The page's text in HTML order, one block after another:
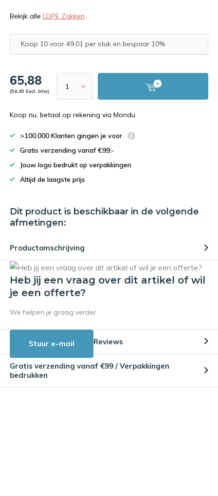
Bekijk alle LDPE Zakken
Koop 10 voor 49,01 per stuk en bespaar 10%
65,88
(54,45 Excl. btw)
Koop nu, betaal op rekening via Mondu
>100.000 Klanten gingen je voor
Gratis verzending vanaf €99,-
Jouw logo bedrukt op verpakkingen
Altijd de laagste prijs
Dit product is beschikbaar in de volgende
afmetingen:
Productomschrijving
Heb jij een vraag over dit artikel of wil
je een offerte?
We helpen je graag verder
Stuur e-mail Reviews
Gratis verzending vanaf €99 / Verpakkingen
bedrukken